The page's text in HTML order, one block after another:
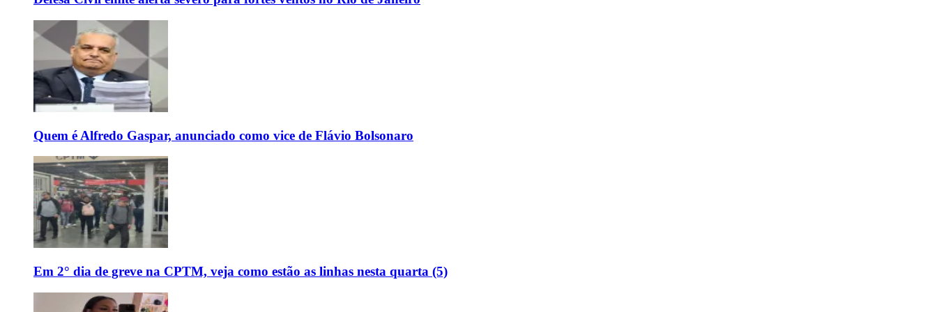
Quem é Alfredo Gaspar, anunciado como vice de Flávio Bolsonaro
Em 2° dia de greve na CPTM, veja como estão as linhas nesta quarta (5)